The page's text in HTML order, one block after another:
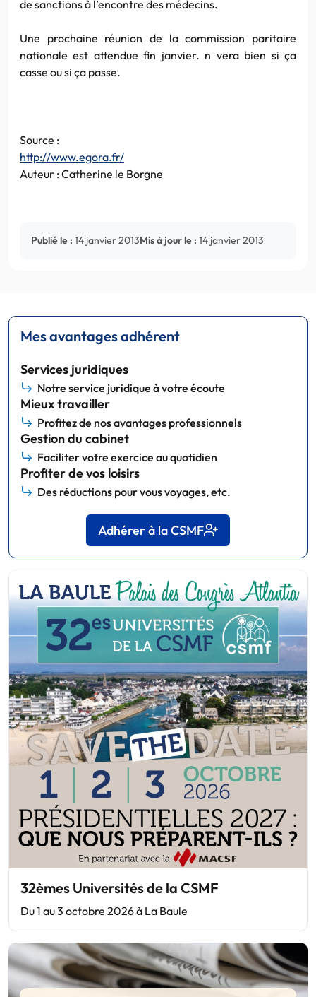
de sanctions à l’encontre des médecins.
Une prochaine réunion de la commission paritaire
nationale est attendue fin janvier. n vera bien si ça
casse ou si ça passe.
Source :
http://www.egora.fr/
Auteur : Catherine le Borgne
Publié le : 14 janvier 2013Mis à jour le : 14 janvier 2013
Mes avantages adhérent
Services juridiques
Notre service juridique à votre écoute
Mieux travailler
Profitez de nos avantages professionnels
Gestion du cabinet
Faciliter votre exercice au quotidien
Profiter de vos loisirs
Des réductions pour vous voyages, etc.
Adhérer à la CSMF
32èmes Universités de la CSMF
Du 1 au 3 octobre 2026 à La Baule